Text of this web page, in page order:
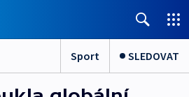
Sport SLEDOVAT